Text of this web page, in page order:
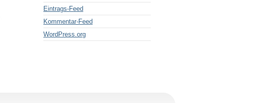
Eintrags-Feed
Kommentar-Feed
WordPress.org